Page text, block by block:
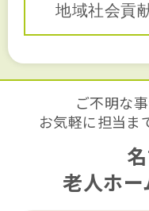
地域社会貢
ご不明な
お気軽に担当ま
老人ホ